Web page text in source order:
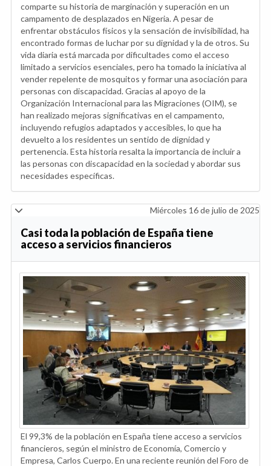
comparte su historia de marginación y superación en un
campamento de desplazados en Nigeria. A pesar de
enfrentar obstáculos físicos y la sensación de invisibilidad, ha
encontrado formas de luchar por su dignidad y la de otros. Su
vida diaria está marcada por dificultades como el acceso
limitado a servicios esenciales, pero ha tomado la iniciativa al
vender repelente de mosquitos y formar una asociación para
personas con discapacidad. Gracias al apoyo de la
Organización Internacional para las Migraciones (OIM), se
han realizado mejoras significativas en el campamento,
incluyendo refugios adaptados y accesibles, lo que ha
devuelto a los residentes un sentido de dignidad y
pertenencia. Esta historia resalta la importancia de incluir a
las personas con discapacidad en la sociedad y abordar sus
necesidades específicas.
Miércoles 16 de julio de 2025
Casi toda la población de España tiene
acceso a servicios financieros
El 99,3% de la población en España tiene acceso a servicios
financieros, según el ministro de Economía, Comercio y
Empresa, Carlos Cuerpo. En una reciente reunión del Foro de